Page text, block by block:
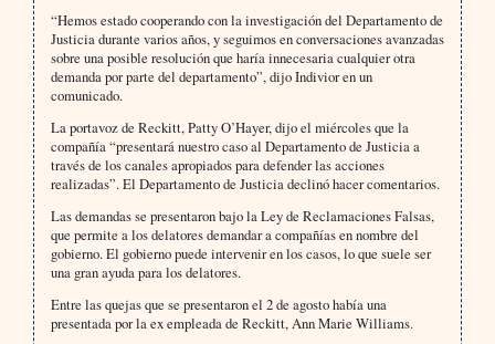
“Hemos estado cooperando con la investigación del Departamento de
Justicia durante varios años, y seguimos en conversaciones avanzadas
sobre una posible resolución que haría innecesaria cualquier otra
demanda por parte del departamento”, dijo Indivior en un
comunicado.
La portavoz de Reckitt, Patty O’Hayer, dijo el miércoles que la
compañía “presentará nuestro caso al Departamento de Justicia a
través de los canales apropiados para defender las acciones
realizadas”. El Departamento de Justicia declinó hacer comentarios.
Las demandas se presentaron bajo la Ley de Reclamaciones Falsas,
que permite a los delatores demandar a compañías en nombre del
gobierno. El gobierno puede intervenir en los casos, lo que suele ser
una gran ayuda para los delatores.
Entre las quejas que se presentaron el 2 de agosto había una
presentada por la ex empleada de Reckitt, Ann Marie Williams.